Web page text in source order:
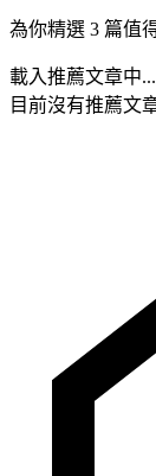
為你精選 3 篇值
載入推薦文章中...
目前沒有推薦文